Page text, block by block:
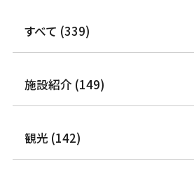
すべて (339)
施設紹介 (149)
観光 (142)